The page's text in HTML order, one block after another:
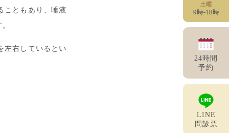
土曜
9時-18時
24時間
予約
LINE
問診票
こともあり、唾液
左右しているとい